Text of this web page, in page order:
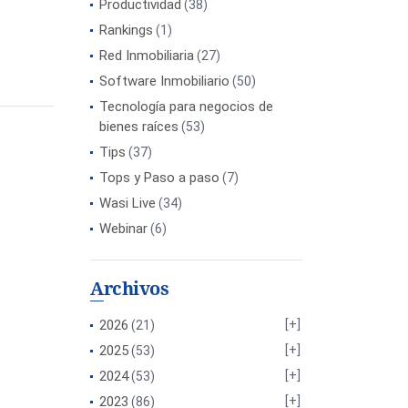
Productividad (38)
Rankings (1)
Red Inmobiliaria(27)
Software Inmobiliario (50)
Tecnología para negocios de
bienes raíces (53)
Tips (37)
Tops y Paso a paso (7)
Wasi Live (34)
Webinar(6)
Archivos
2026 (21)
2025(53)
2024(53)
2023 (86)